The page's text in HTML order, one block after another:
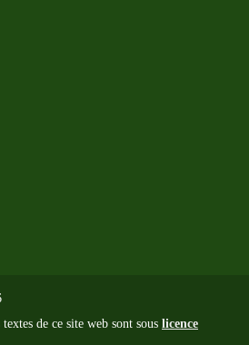
textes de ce site web sont sous licence